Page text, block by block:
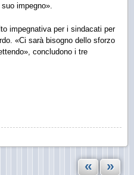
impegno».
impegnativa per i sindacati per
«Ci sarà bisogno dello sforzo
concludono i tre
« »